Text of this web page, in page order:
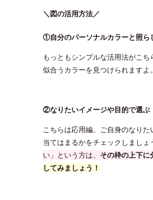
＼図の活用方法／
①自分のパーソナルカラーと照ら
もっともシンプルな活用法がこ
似合うカラーを見つけられますよ。
②なりたいイメージや目的で選ぶ
こちらは応用編。ご自身のなり
当てはまるかをチェックしましょ
い」という方は、 その枠の上下に
してみましょう！